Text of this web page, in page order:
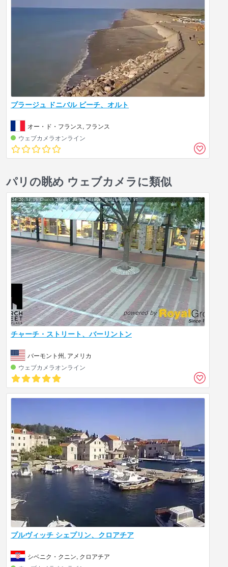
プラージュ ドニバル ビーチ、オルト
オー・ド・フランス, フランス
ウェブカメラオンライン
パリの眺め ウェブカメラに類似
チャーチ・ストリート、バーリントン
バーモント州, アメリカ
ウェブカメラオンライン
プルヴィッチ シェプリン、クロアチア
シベニク・クニン, クロアチア